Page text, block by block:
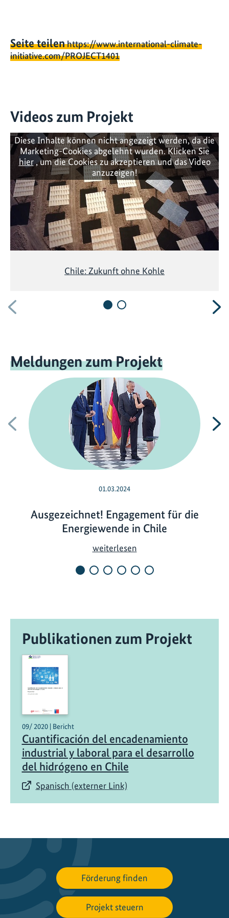
Seite teilenhttps://www.international-climate-
initiative.com/PROJECT1401
Videos zum Projekt
Vorherige
Diese Inhalte können nicht angezeigt werden, da die
Marketing-Cookies abgelehnt wurden. Klicken Sie
hier, um die Cookies zu akzeptieren und das Video
anzuzeigen!
Chile: Zukunft ohne Kohle
Meldungen zum Projekt
Vorherige
01.03.2024
Ausgezeichnet! Engagement für die
Energiewende in Chile
weiterlesenA
s
i
n
g
m
t
ü
r
i
Publikationen zum Projekt
09/ 2020 | Bericht
Cuantificación del encadenamiento
industrial y laboral para el desarrollo
del hidrógeno en Chile
Spanisch (externer Link)
Förderung finden
Projekt steuern